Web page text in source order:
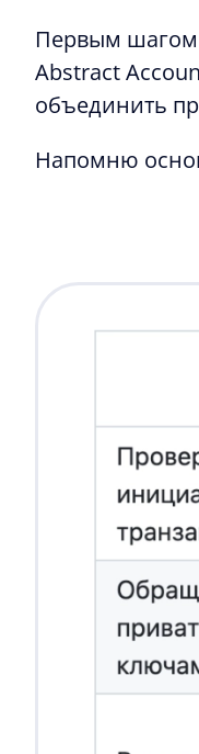
Первым шагом
Abstract
объединить
Напомню